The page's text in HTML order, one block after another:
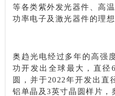
等各类紫外发光器件、高
功率电子及激光器件的理
奥趋光电经过多年的高强
功开发出全球最大，直径
圆，并于2022年开发出直
铝单晶及3英寸晶圆样片，